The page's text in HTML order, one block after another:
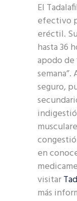
El
efectivo
eréctil.
hasta 36
apodo
seguro,
en
visitar
más